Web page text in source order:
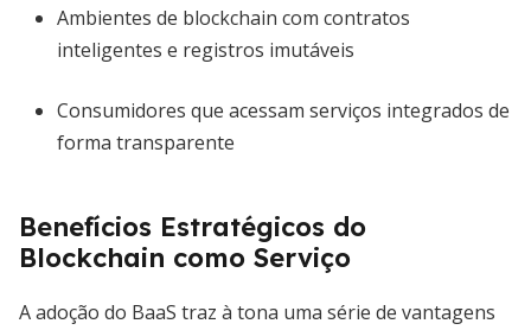
Ambientes de blockchain com contratos
inteligentes e registros imutáveis
Consumidores que acessam serviços integrados de
forma transparente
Benefícios Estratégicos do
Blockchain como Serviço
A adoção do BaaS traz à tona uma série de vantagens